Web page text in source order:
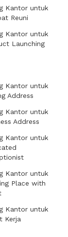
Kantor untuk
Reuni
Kantor untuk
Launching
Kantor untuk
Address
Kantor untuk
Address
Kantor untuk
Kantor untuk
Place with
Kantor untuk
Kerja